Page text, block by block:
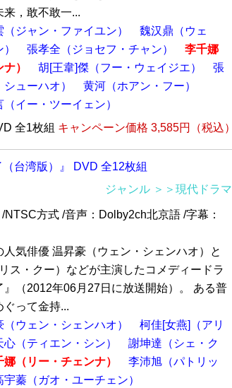
，敢不敢一...
（ジャン・ファイユン）
魏汉鼎（ウェ
張孝全（ジョセフ・チャン）
李千娜
）
胡[王韋]傑（フー・ウェイジエ）
張
ューハオ）
黄河（ホアン・フー）
（イー・ツーイェン）
全1枚組 キャンペーン価格 3,585円（税込）
（台湾版）』 DVD 全12枚組
ジャンル ＞＞現代ドラマ
/NTSC方式 /音声：Dolby2ch北京語 /字幕：
人気俳優 温昇豪（ウェン・シェンハオ）と
ス・クー）などが主演したコメディードラ
』（2012年06月27日に放送開始）。 ある普
ぐって金持...
（ウェン・シェンハオ）
柯佳[女燕]（アリ
心（ティエン・シン）
謝坤達（シェ・ク
娜（リー・チェンナ）
李沛旭（パトリッ
宇蓁（ガオ・ユーチェン）